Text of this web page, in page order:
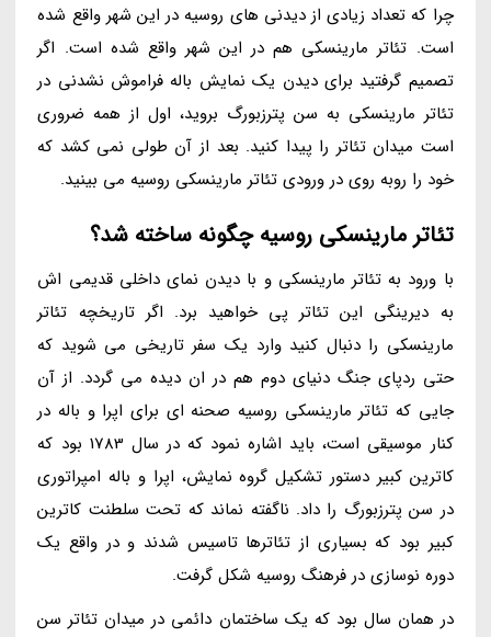
چرا که تعداد زیادی از دیدنی های روسیه در این شهر واقع شده
است. تئاتر مارینسکی هم در این شهر واقع شده است. اگر
تصمیم گرفتید برای دیدن یک نمایش باله فراموش نشدنی در
تئاتر مارینسکی به سن پترزبورگ بروید، اول از همه ضروری
است میدان تئاتر را پیدا کنید. بعد از آن طولی نمی کشد که
خود را روبه روی در ورودی تئاتر مارینسکی روسیه می بینید.
تئاتر مارینسکی روسیه چگونه ساخته شد؟
با ورود به تئاتر مارینسکی و با دیدن نمای داخلی قدیمی اش
به دیرینگی این تئاتر پی خواهید برد. اگر تاریخچه تئاتر
مارینسکی را دنبال کنید وارد یک سفر تاریخی می شوید که
حتی ردپای جنگ دنیای دوم هم در ان دیده می گردد. از آن
جایی که تئاتر مارینسکی روسیه صحنه ای برای اپرا و باله در
کنار موسیقی است، باید اشاره نمود که در سال 1783 بود که
کاترین کبیر دستور تشکیل گروه نمایش، اپرا و باله امپراتوری
در سن پترزبورگ را داد. ناگفته نماند که تحت سلطنت کاترین
کبیر بود که بسیاری از تئاترها تاسیس شدند و در واقع یک
دوره نوسازی در فرهنگ روسیه شکل گرفت.
در همان سال بود که یک ساختمان دائمی در میدان تئاتر سن